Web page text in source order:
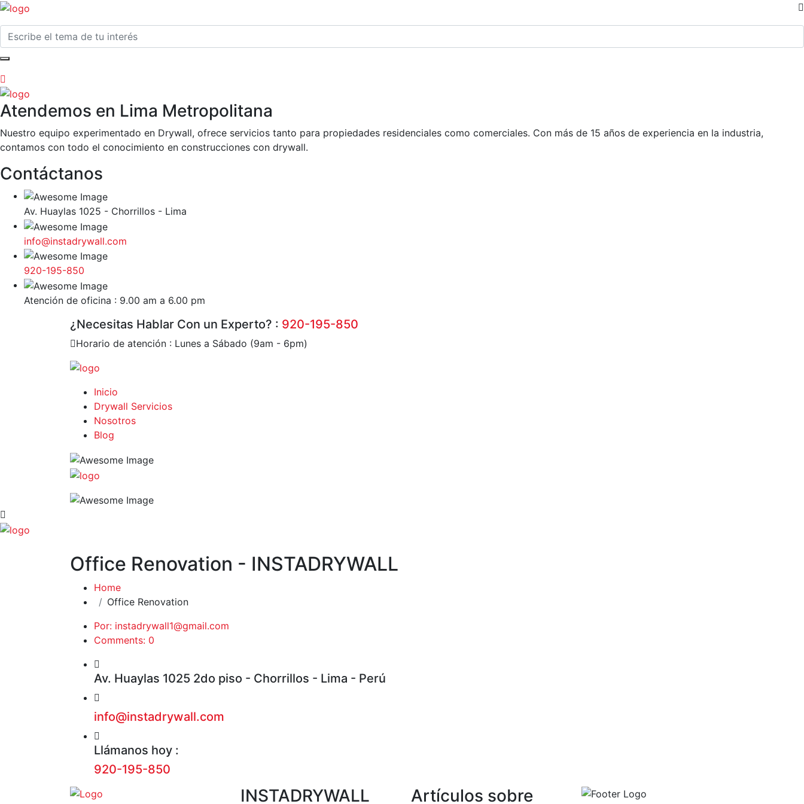
Atendemos en Lima Metropolitana
Nuestro equipo experimentado en Drywall, ofrece servicios tanto para propiedades residenciales como comerciales. Con más de 15 años de experiencia en la industria,
contamos con todo el conocimiento en construcciones con drywall.
Contáctanos
Av. Huaylas 1025 - Chorrillos - Lima
info@instadrywall.com
920-195-850
Atención de oficina : 9.00 am a 6.00 pm
¿Necesitas Hablar Con un Experto? : 920-195-850
Horario de atención : Lunes a Sábado (9am - 6pm)
Inicio
Drywall Servicios
Nosotros
Blog
Office Renovation - INSTADRYWALL
Home
Office Renovation
Por: instadrywall1@gmail.com
Comments: 0
Av. Huaylas 1025 2do piso - Chorrillos - Lima - Perú
info@instadrywall.com
Llámanos hoy :
920-195-850
INSTADRYWALL Artículos sobre